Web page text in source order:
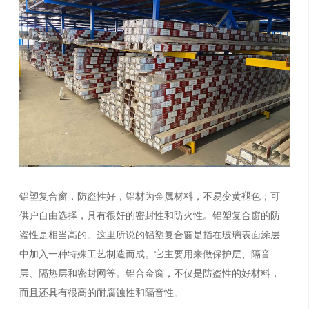
铝塑复合窗，防盗性好，铝材为金属材料，不易变黄褪色；可
供户自由选择，具有很好的密封性和防火性。铝塑复合窗的防
盗性是相当高的。这里所说的铝塑复合窗是指在玻璃表面涂层
中加入一种特殊工艺制造而成。它主要用来做保护层、隔音
层、隔热层和密封网等。铝合金窗，不仅是防盗性的好材料，
而且还具有很高的耐腐蚀性和隔音性。